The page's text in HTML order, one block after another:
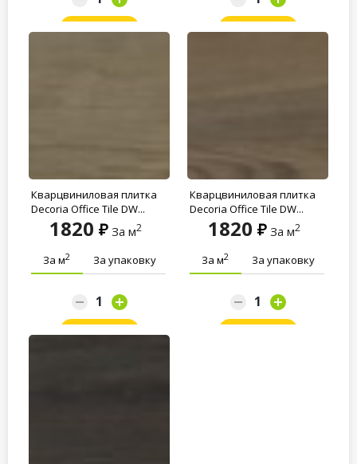
Кварцвиниловая плитка
Decoria Office Tile DW...
1820 За м2
За м2 За упаковку
Кварцвиниловая плитка
Decoria Office Tile DW...
1820 За м2
За м2 За упаковку